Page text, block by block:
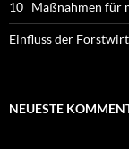
10 Maßnahmen für
Einfluss der
NEUESTE